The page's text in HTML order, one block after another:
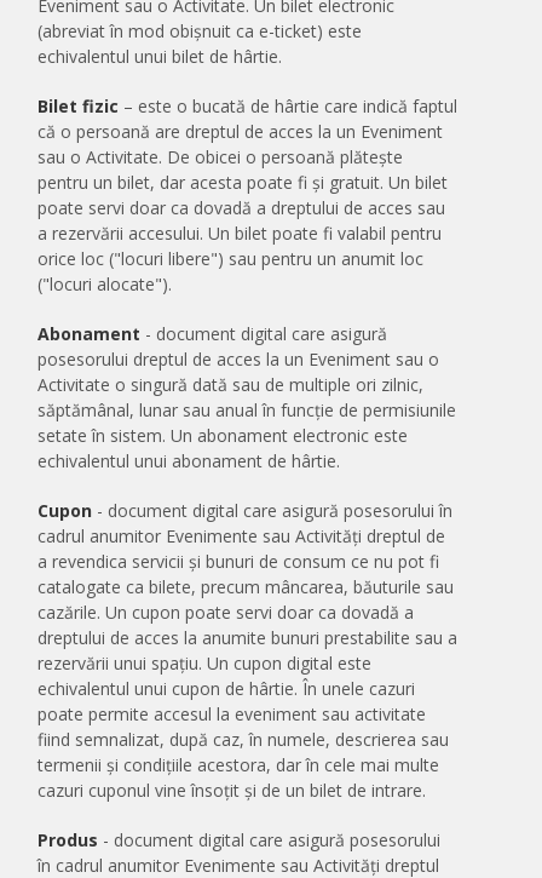
Eveniment sau o Activitate. Un bilet electronic
(abreviat în mod obișnuit ca e-ticket) este
echivalentul unui bilet de hârtie.
Bilet fizic – este o bucată de hârtie care indică faptul
că o persoană are dreptul de acces la un Eveniment
sau o Activitate. De obicei o persoană plătește
pentru un bilet, dar acesta poate fi și gratuit. Un bilet
poate servi doar ca dovadă a dreptului de acces sau
a rezervării accesului. Un bilet poate fi valabil pentru
orice loc ("locuri libere") sau pentru un anumit loc
("locuri alocate").
Abonament - document digital care asigură
posesorului dreptul de acces la un Eveniment sau o
Activitate o singură dată sau de multiple ori zilnic,
săptămânal, lunar sau anual în funcție de permisiunile
setate în sistem. Un abonament electronic este
echivalentul unui abonament de hârtie.
Cupon - document digital care asigură posesorului în
cadrul anumitor Evenimente sau Activități dreptul de
a revendica servicii și bunuri de consum ce nu pot fi
catalogate ca bilete, precum mâncarea, băuturile sau
cazările. Un cupon poate servi doar ca dovadă a
dreptului de acces la anumite bunuri prestabilite sau a
rezervării unui spațiu. Un cupon digital este
echivalentul unui cupon de hârtie. În unele cazuri
poate permite accesul la eveniment sau activitate
fiind semnalizat, după caz, în numele, descrierea sau
termenii și condițiile acestora, dar în cele mai multe
cazuri cuponul vine însoțit și de un bilet de intrare.
Produs - document digital care asigură posesorului
în cadrul anumitor Evenimente sau Activități dreptul